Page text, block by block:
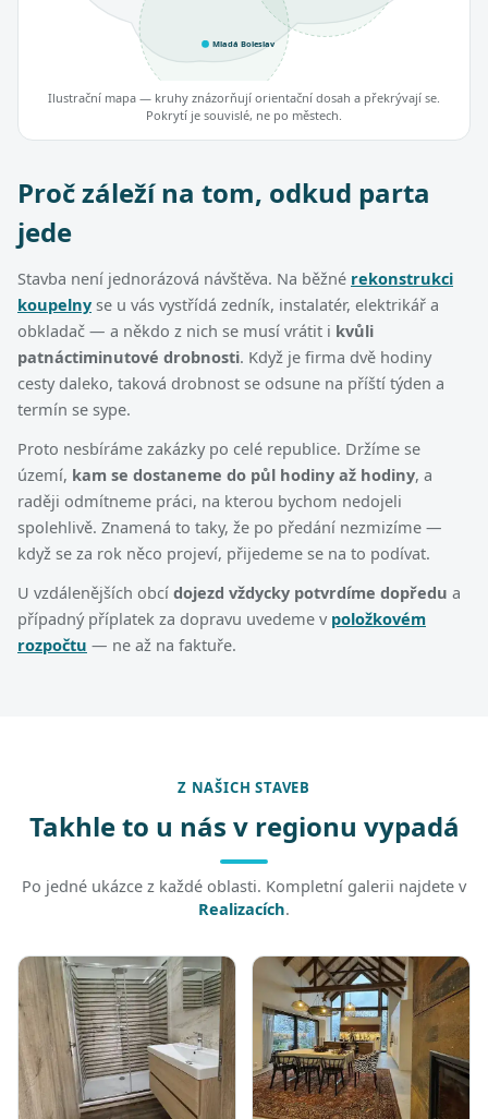
Mladá Boleslav
Ilustrační mapa — kruhy znázorňují orientační dosah a překrývají se.
Pokrytí je souvislé, ne po městech.
Proč záleží na tom, odkud parta
jede
Stavba není jednorázová návštěva. Na běžné rekonstrukci
koupelny se u vás vystřídá zedník, instalatér, elektrikář a
obkladač — a někdo z nich se musí vrátit i kvůli
patnáctiminutové drobnosti. Když je firma dvě hodiny
cesty daleko, taková drobnost se odsune na příští týden a
termín se sype.
Proto nesbíráme zakázky po celé republice. Držíme se
území, kam se dostaneme do půl hodiny až hodiny, a
raději odmítneme práci, na kterou bychom nedojeli
spolehlivě. Znamená to taky, že po předání nezmizíme —
když se za rok něco projeví, přijedeme se na to podívat.
U vzdálenějších obcí dojezd vždycky potvrdíme dopředu a
případný příplatek za dopravu uvedeme v položkovém
rozpočtu — ne až na faktuře.
Z NAŠICH STAVEB
Takhle to u nás v regionu vypadá
Po jedné ukázce z každé oblasti. Kompletní galerii najdete v
Realizacích.